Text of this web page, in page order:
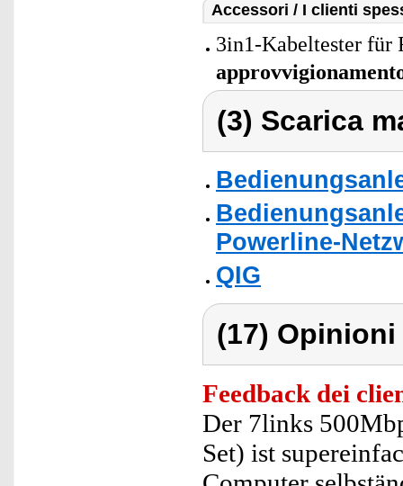
Accessori / I clienti
3in1-Kabeltester für
(3) Scarica
Powerline-
QIG
(17)
Feedback dei
Der 7links
Set) ist